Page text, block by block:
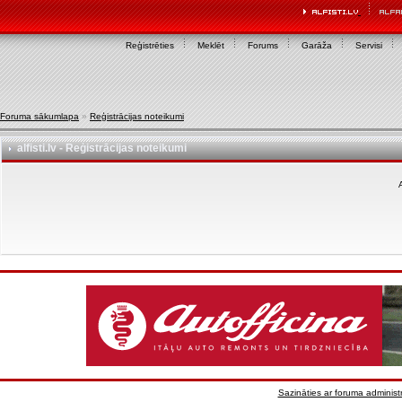
Reģistrēties Meklēt Forums Garāža Servisi
Foruma sākumlapa » Reģistrācijas noteikumi
alfisti.lv - Reģistrācijas noteikumi
Sazināties ar foruma